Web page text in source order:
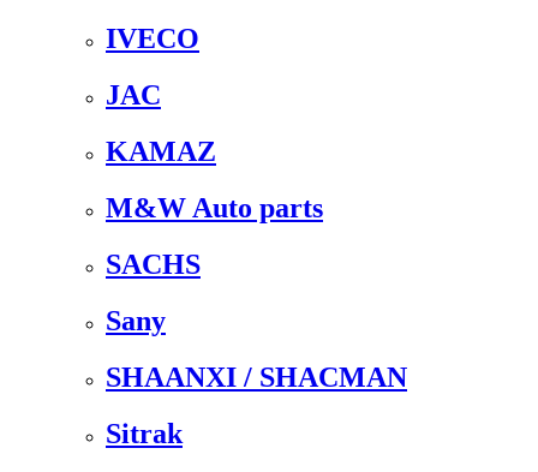
IVECO
JAC
KAMAZ
M&W Auto parts
SACHS
Sany
SHAANXI / SHACMAN
Sitrak